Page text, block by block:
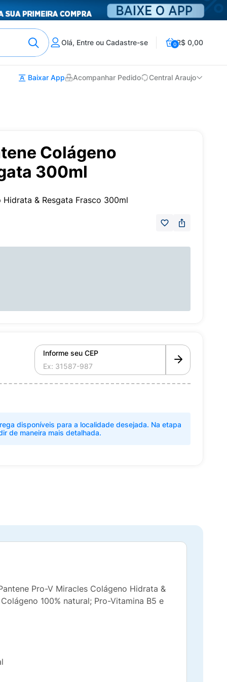
Olá, Entre ou Cadastre-se 0R$ 0,00
Baixar App Acompanhar Pedido Central Araujo
Colágeno
300ml
& Resgata Frasco 300ml
Informe seu CEP
disponíveis para a localidade desejada. Na etapa
de maneira mais detalhada.
Pro-V Miracles Colágeno Hidrata &
100% natural; Pro-Vitamina B5 e